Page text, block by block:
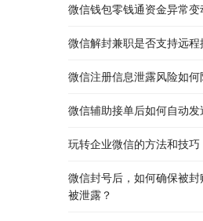
微信钱包零钱通资金异常变
微信解封兼职是否支持远程
微信注册信息泄露风险如何
微信辅助接单后如何自动发
玩转企业微信的方法和技巧
微信封号后，如何确保被
被泄露？